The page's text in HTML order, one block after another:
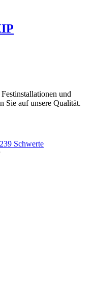
und
Sie auf unsere Qualität.
Schwerte